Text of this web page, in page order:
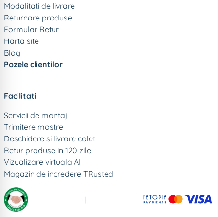
Modalitati de livrare
Returnare produse
Formular Retur
Harta site
Blog
Pozele clientilor
Facilitati
Servicii de montaj
Trimitere mostre
Deschidere si livrare colet
Retur produse in 120 zile
Vizualizare virtuala AI
Magazin de incredere TRusted
|